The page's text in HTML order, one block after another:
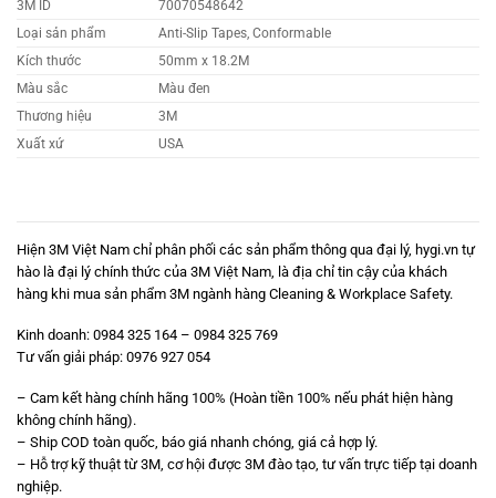
3M ID
70070548642
Loại sản phẩm
Anti-Slip Tapes, Conformable
Kích thước
50mm x 18.2M
Màu sắc
Màu đen
Thương hiệu
3M
Xuất xứ
USA
Hiện 3M Việt Nam chỉ phân phối các sản phẩm thông qua đại lý, hygi.vn tự
hào là đại lý chính thức của 3M Việt Nam, là địa chỉ tin cậy của khách
hàng khi mua sản phẩm 3M ngành hàng Cleaning & Workplace Safety.
Kinh doanh: 0984 325 164 – 0984 325 769
Tư vấn giải pháp: 0976 927 054
– Cam kết hàng chính hãng 100% (Hoàn tiền 100% nếu phát hiện hàng
không chính hãng).
– Ship COD toàn quốc, báo giá nhanh chóng, giá cả hợp lý.
– Hỗ trợ kỹ thuật từ 3M, cơ hội được 3M đào tạo, tư vấn trực tiếp tại doanh
nghiệp.